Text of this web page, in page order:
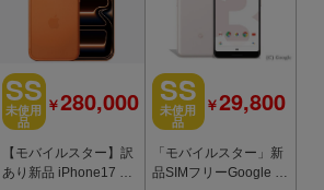
SS
未使用
品
￥280,000
【モバイルスター】訳
あり新品 iPhone17 Pr
SS
未使用
品
￥29,800
「モバイルスター」新
品SIMフリーGoogle Pi